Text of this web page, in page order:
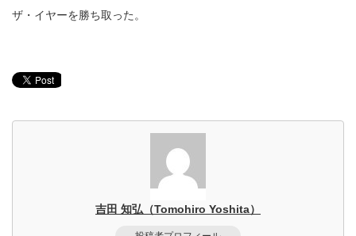
ザ・イヤーを勝ち取った。
吉田 知弘（Tomohiro Yoshita）